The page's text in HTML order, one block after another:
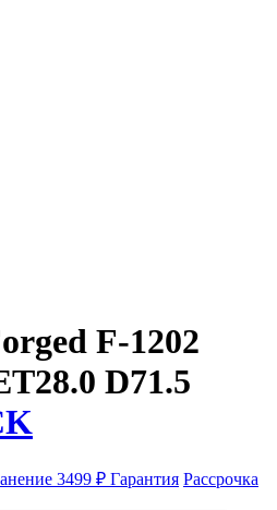
F-1202
D71.5
3499 ₽ Гарантия Рассрочка